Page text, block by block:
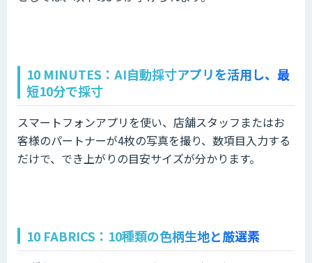
10 MINUTES：AI自動採寸アプリを活用し、最
短10分で採寸
スマートフォンアプリを使い、店舗スタッフまたはお
客様のパートナーが4枚の写真を撮り、数項目入力する
だけで、でき上がりの目安サイズが分かります。
10 FABRICS：10種類の色柄生地と厳選素